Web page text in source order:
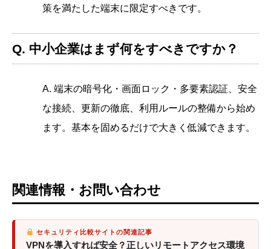
策を満たした端末に限定すべきです。
Q. 中小企業はまず何をすべきですか？
A. 端末の暗号化・画面ロック・多要素認証、安全
な接続、更新の徹底、利用ルールの整備から始め
ます。基本を固めるだけで大きく低減できます。
関連情報・お問い合わせ
セキュリティ比較サイトの関連記事
VPNを導入すれば安全？正しいリモートアクセス環境